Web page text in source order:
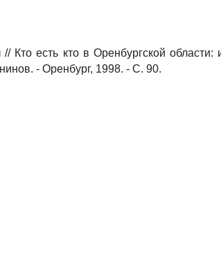
Кто есть кто в Оренбургской
- Оренбург, 1998. - С. 90.